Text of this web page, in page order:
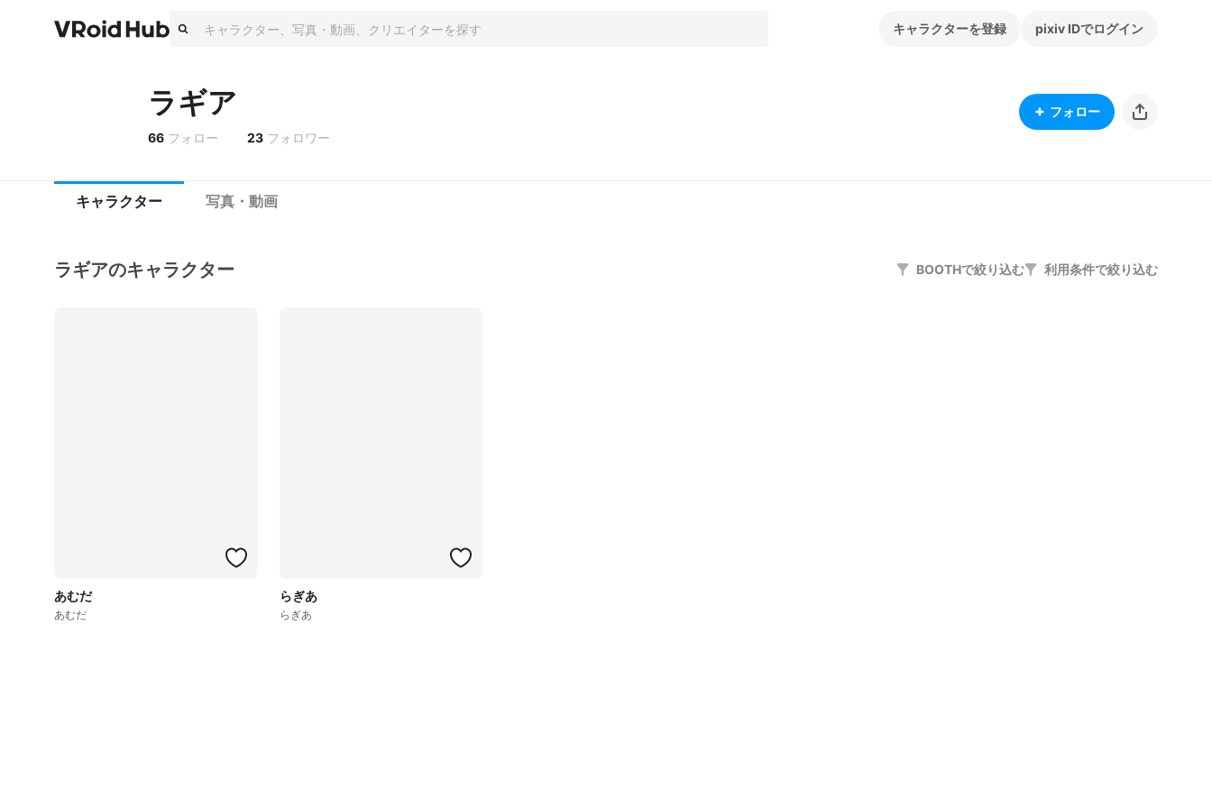
キャラクターを登録 pixiv IDでログイン
ラギア
66 フォロー 23 フォロワー
フォロー
キャラクター 写真・動画
ラギアのキャラクター BOOTHで絞り込む 利用条件で絞り込む
あむだ
あむだ
らぎあ
らぎあ